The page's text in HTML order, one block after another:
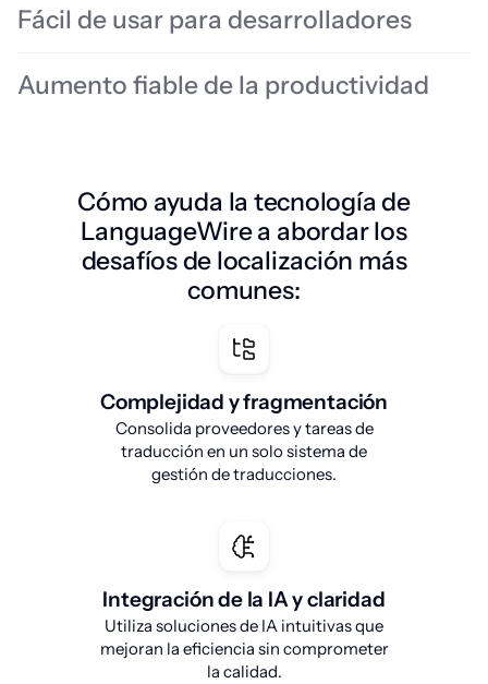
complejos con estabilidad de nivel empresarial.
Fácil de usar para desarrolladores
Aumento fiable de la productividad
Cómo ayuda la tecnología de
LanguageWire a abordar los
desafíos de localización más
comunes:
Complejidad y fragmentación
Consolida proveedores y tareas de
traducción en un solo sistema de
gestión de traducciones.
Integración de la IA y claridad
Utiliza soluciones de IA intuitivas que
mejoran la eficiencia sin comprometer
la calidad.